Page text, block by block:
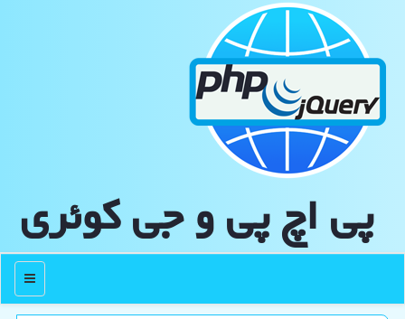
پی اچ پی و جی كوئری
منو